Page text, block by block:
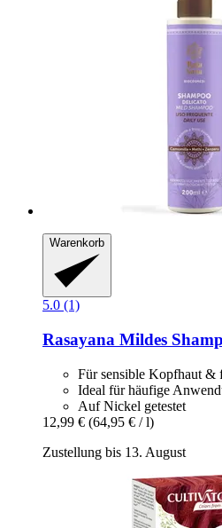
Warenkorb
5.0 (1)
Rasayana Mildes
Für sensible Kopfhaut &
Ideal für häufige
Auf Nickel getestet
12,99 € (64,95 € / l)
Zustellung bis 13. August